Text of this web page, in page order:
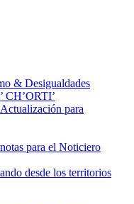
& Desigualdades
para
para el Noticiero
desde los territorios